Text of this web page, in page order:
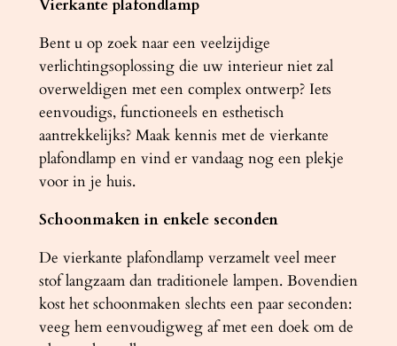
R
U
S
3
5
z
w
r
t
a
a
n
Vierkante plafondlamp
Bent u op zoek naar een veelzijdige
verlichtingsoplossing die uw interieur niet zal
overweldigen met een complex ontwerp? Iets
eenvoudigs, functioneels en esthetisch
aantrekkelijks? Maak kennis met de vierkante
plafondlamp en vind er vandaag nog een plekje
voor in je huis.
Schoonmaken in enkele seconden
De vierkante plafondlamp verzamelt veel meer
stof langzaam dan traditionele lampen. Bovendien
kost het schoonmaken slechts een paar seconden:
veeg hem eenvoudigweg af met een doek om de